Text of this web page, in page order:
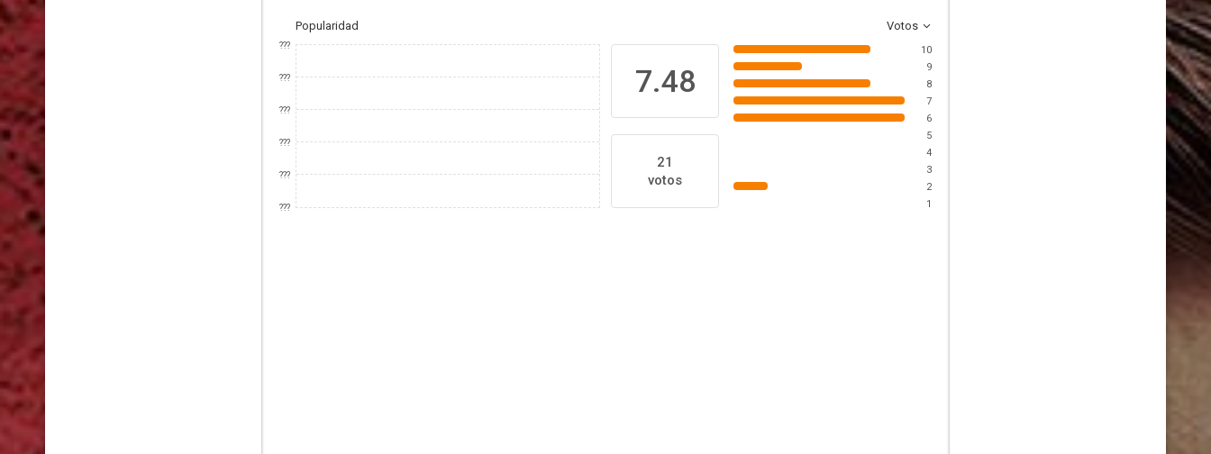
Popularidad Votos
???
???
???
???
???
???
7.48
21
votos
10
9
8
7
6
5
4
3
2
1